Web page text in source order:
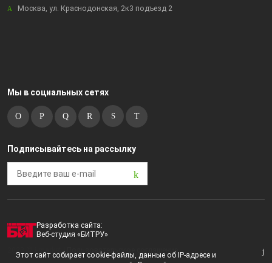
Москва, ул. Краснодонская, 2к3 подъезд 2
Мы в социальных сетях
Подписывайтесь на рассылку
Разработка сайта:
Веб-студия «БИТРУ»
2023 © i-market |
Пользовательское соглашение
Этот сайт собирает cookie-файлы, данные об IP-адресе и